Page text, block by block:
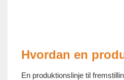
Hvordan en
En produktionslinje til